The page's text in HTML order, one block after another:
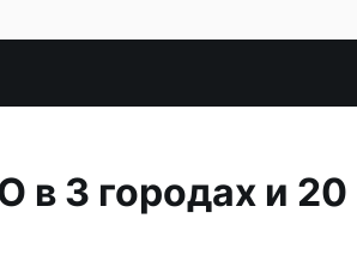
в 3 городах и 20